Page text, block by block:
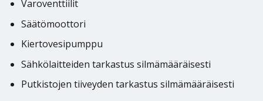
Varoventtiilit
Säätömoottori
Kiertovesipumppu
Sähkölaitteiden tarkastus silmämääräisesti
Putkistojen tiiveyden tarkastus silmämääräisesti